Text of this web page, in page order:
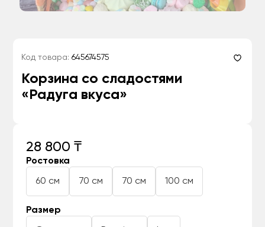
Код товара: 645674575
Корзина со сладостями
«Радуга вкуса»
28 800 ₸
Ростовка
60 см 70 см 70 см 100 см
Размер